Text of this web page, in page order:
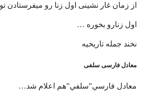
ﺍﺯ ﺯﻣﺎﻥ ﻏﺎﺭ ﻧﺸﯿﻨﯽ ﺍﻭﻝ ﺯﻧﺎ ﺭﻭ ﻣﯿﻔﺮﺳﺘﺎﺩﻥ
ﺍﻭﻝ ﺯﻧﺎﺭﻭ ﺑﺨﻮﺭﻩ …
ﻧﺨﻨﺪ جمله تاریخیه
معادل فارسی سلفی
معادل فارسي”سلفي”هم اعلام شد…